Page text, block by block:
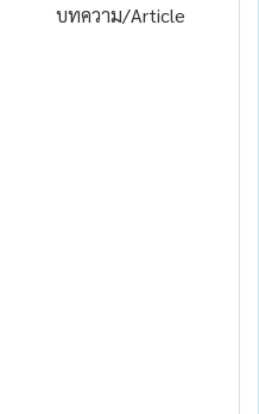
บทความ/Article